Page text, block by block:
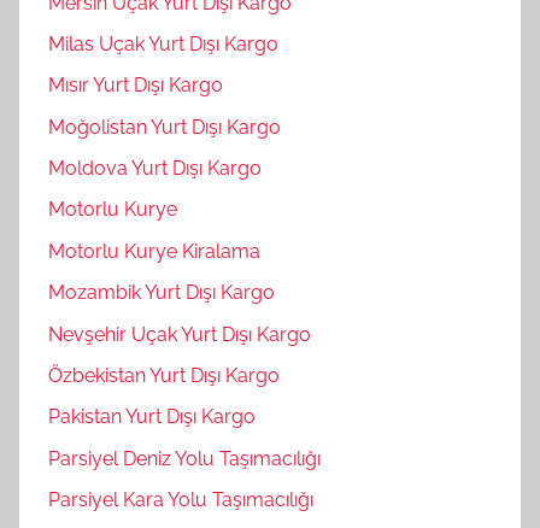
Milas Uçak Yurt Dışı Kargo
Mısır Yurt Dışı Kargo
Moğolistan Yurt Dışı Kargo
Moldova Yurt Dışı Kargo
Motorlu Kurye
Motorlu Kurye Kiralama
Mozambik Yurt Dışı Kargo
Nevşehir Uçak Yurt Dışı Kargo
Özbekistan Yurt Dışı Kargo
Pakistan Yurt Dışı Kargo
Parsiyel Deniz Yolu Taşımacılığı
Parsiyel Kara Yolu Taşımacılığı